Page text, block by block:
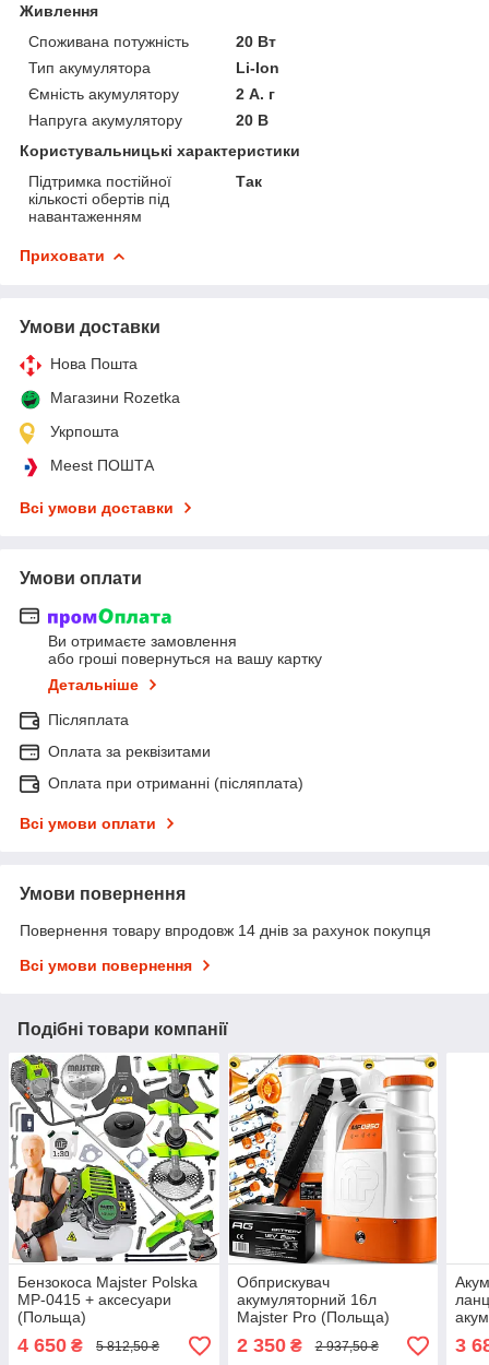
Живлення
Споживана потужність
20 Вт
Тип акумулятора
Li-Ion
Ємність акумулятору
2 А. г
Напруга акумулятору
20 В
Користувальницькі характеристики
Підтримка постійної
кількості обертів під
навантаженням
Так
Приховати
Умови доставки
Нова Пошта
Магазини Rozetka
Укрпошта
Meest ПОШТА
Всі умови доставки
Умови оплати
Ви отримаєте замовлення
або гроші повернуться на вашу картку
Детальніше
Післяплата
Оплата за реквізитами
Оплата при отриманні (післяплата)
Всі умови оплати
Умови повернення
Повернення товару впродовж 14 днів за рахунок покупця
Всі умови повернення
Подібні товари компанії
Бензокоса Majster Polska
MP-0415 + аксесуари
(Польща)
4 650 ₴ 5 812,50 ₴
Обприскувач
акумуляторний 16л
Majster Pro (Польща)
2 350₴ 2 937,50 ₴ 3